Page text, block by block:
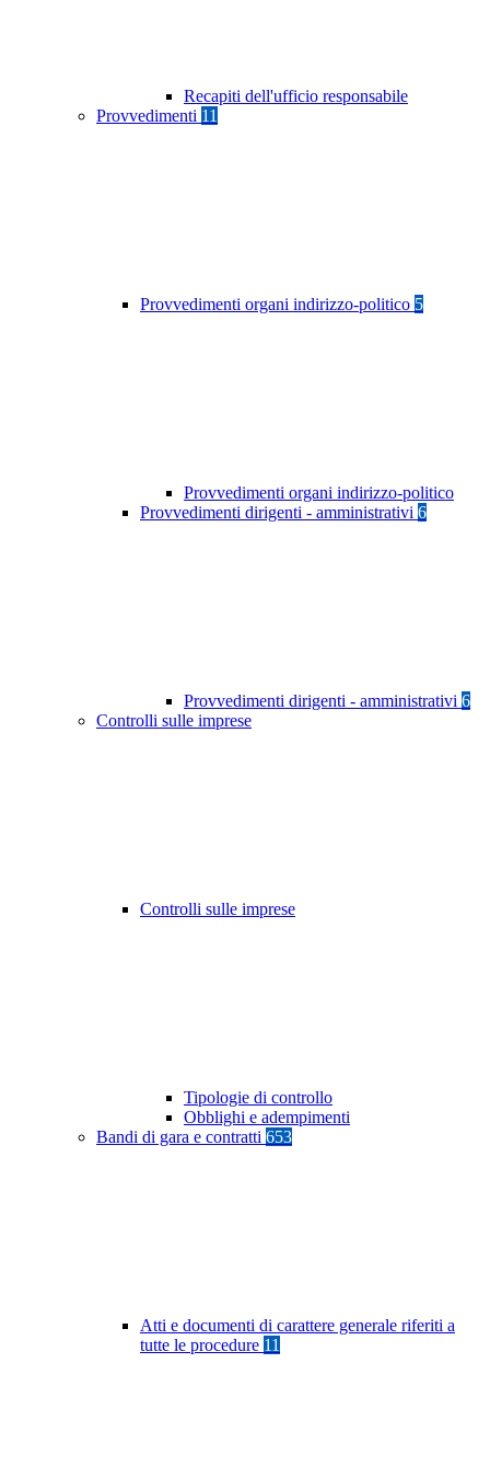
Recapiti dell'ufficio responsabile
Provvedimenti 11
Provvedimenti organi indirizzo-politico 5
Provvedimenti organi indirizzo-politico
Provvedimenti dirigenti - amministrativi 6
Provvedimenti dirigenti - amministrativi 6
Controlli sulle imprese
Controlli sulle imprese
Tipologie di controllo
Obblighi e adempimenti
Bandi di gara e contratti 653
Atti e documenti di carattere generale riferiti a
tutte le procedure 11